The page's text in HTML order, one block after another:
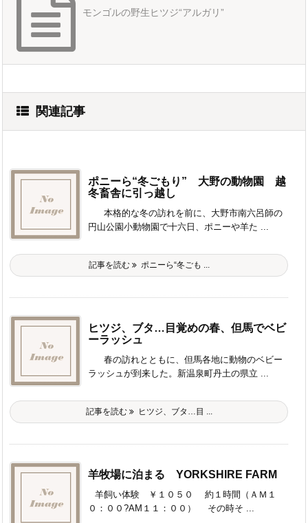
モンゴルの野生ヒツジ“アルガリ”
関連記事
ポニーら“冬ごもり” 大野の動物園 越
冬畜舎に引っ越し
本格的な冬の訪れを前に、大野市南六呂師の
円山公園小動物園で十六日、ポニーや羊た ...
記事を読む ポニーら“冬ごも ...
ヒツジ、ブタ…目覚めの春、但馬でベビ
ーラッシュ
春の訪れとともに、但馬各地に動物のベビー
ラッシュが到来した。新温泉町丹土の県立 ...
記事を読む ヒツジ、ブタ…目 ...
羊牧場に泊まる YORKSHIRE FARM
羊飼い体験 ￥１０５０ 約１時間（ＡＭ１
０：００?AM１１：００） その時そ ...